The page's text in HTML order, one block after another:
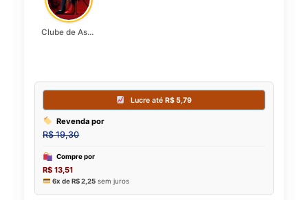
Clube de Assinatura Lady Griffe